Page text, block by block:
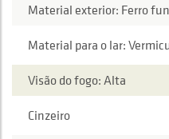
Material exterior: Ferro
Material para o lar:
Visão do fogo: Alta
Cinzeiro